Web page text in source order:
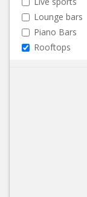
Lounge bars
Piano Bars
Rooftops